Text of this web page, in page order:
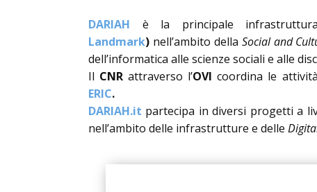
DARIAH è la principale
Landmark) nell’ambito della Social and
dell’informatica alle scienze sociali e alle
Il CNR attraverso l’OVI coordina le
ERIC.
DARIAH.it partecipa in diversi progetti a
nell’ambito delle infrastrutture e delle